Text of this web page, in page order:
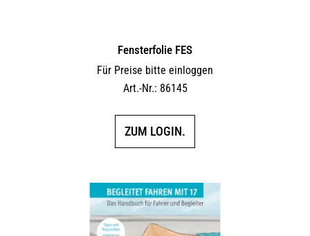
Fensterfolie FES
Für Preise bitte einloggen
Art.-Nr.: 86145
ZUM LOGIN.